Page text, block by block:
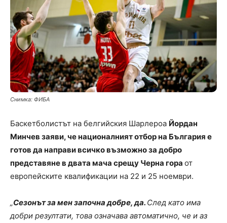
Снимка: ФИБА
Баскетболистът на белгийския Шарлероа Йордан
Минчев заяви, че националният отбор на България е
готов да направи всичко възможно за добро
представяне в двата мача срещу Черна гора от
европейските квалификации на 22 и 25 ноември.
„Сезонът за мен започна добре, да. След като има
добри резултати, това означава автоматично, че и аз